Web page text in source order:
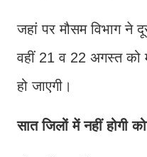
जहां पर मौसम विभाग ने
वहीं 21 व 22 अगस्त को
हो जाएगी।
सात जिलों में नहीं होगी